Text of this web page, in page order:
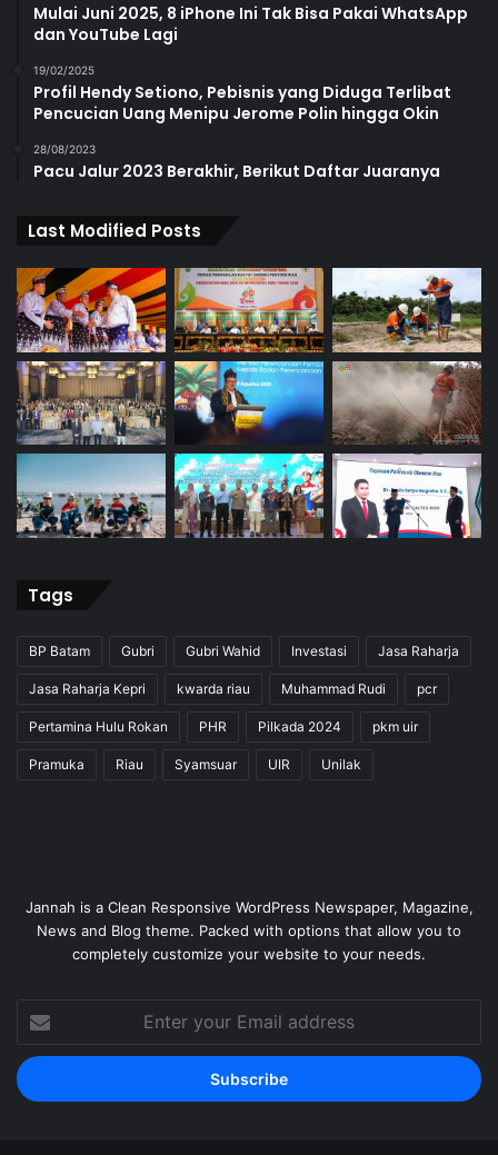
Mulai Juni 2025, 8 iPhone Ini Tak Bisa Pakai WhatsApp
dan YouTube Lagi
19/02/2025
Profil Hendy Setiono, Pebisnis yang Diduga Terlibat
Pencucian Uang Menipu Jerome Polin hingga Okin
28/08/2023
Pacu Jalur 2023 Berakhir, Berikut Daftar Juaranya
Last Modified Posts
Tags
BP Batam Gubri Gubri Wahid Investasi Jasa Raharja
Jasa Raharja Kepri kwarda riau Muhammad Rudi pcr
Pertamina Hulu Rokan PHR Pilkada 2024 pkm uir
Pramuka Riau Syamsuar UIR Unilak
Jannah is a Clean Responsive WordPress Newspaper, Magazine,
News and Blog theme. Packed with options that allow you to
completely customize your website to your needs.
your
Email
address